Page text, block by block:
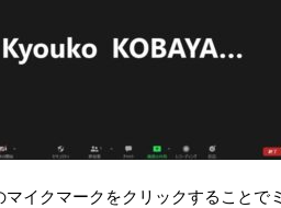
マイクマークをクリックすることで